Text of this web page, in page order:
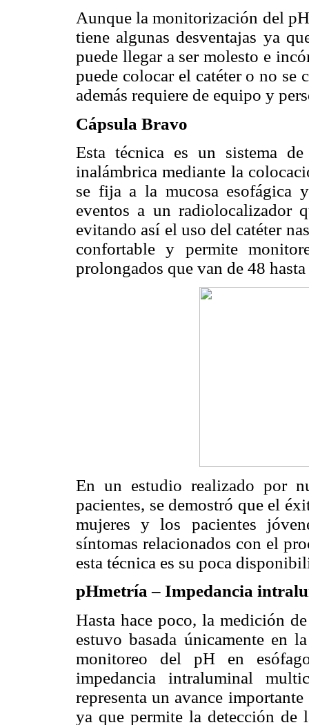
Aunque la monitorización del
tiene algunas desventajas ya
puede llegar a ser molesto e
puede colocar el catéter o no
además requiere de equipo y
Cápsula Bravo
Esta técnica es un sistema
inalámbrica mediante la
se fija a la mucosa esofágica
eventos a un radiolocalizador
evitando así el uso del catéter
confortable y permite
prolongados que van de 48
En un estudio realizado por
pacientes, se demostró que el
mujeres y los pacientes
síntomas relacionados con el
esta técnica es su poca
pHmetría – Impedancia
Hasta hace poco, la medición
estuvo basada únicamente en
monitoreo del pH en
impedancia intraluminal
representa un avance
ya que permite la detección de